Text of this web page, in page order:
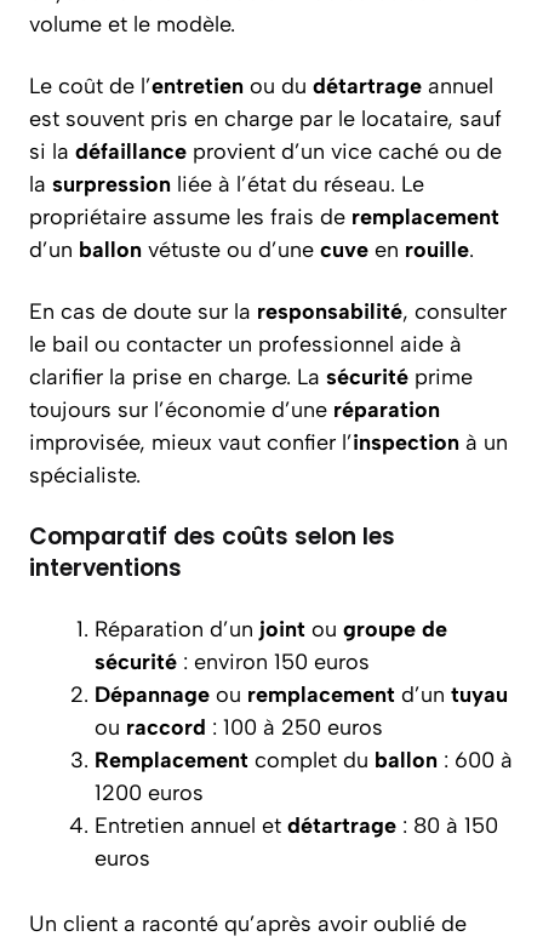
volume et le modèle.
Le coût de l’entretien ou du détartrage annuel
est souvent pris en charge par le locataire, sauf
si la défaillance provient d’un vice caché ou de
la surpression liée à l’état du réseau. Le
propriétaire assume les frais de remplacement
d’un ballon vétuste ou d’une cuve en rouille.
En cas de doute sur la responsabilité, consulter
le bail ou contacter un professionnel aide à
clarifier la prise en charge. La sécurité prime
toujours sur l’économie d’une réparation
improvisée, mieux vaut confier l’inspection à un
spécialiste.
Comparatif des coûts selon les
interventions
Réparation d’un joint ou groupe de
sécurité : environ 150 euros
Dépannage ou remplacement d’un tuyau
ou raccord : 100 à 250 euros
Remplacement complet du ballon : 600 à
1200 euros
Entretien annuel et détartrage : 80 à 150
euros
Un client a raconté qu’après avoir oublié de